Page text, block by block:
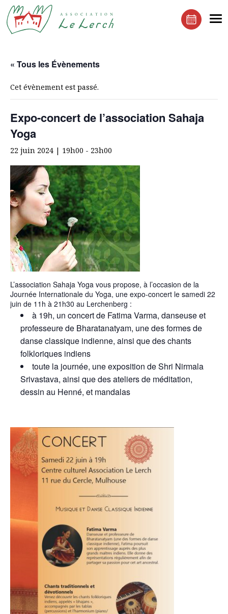
Le Lerchenberg Association à Mulhouse Dornach
Réserver
« Tous les Évènements
Cet évènement est passé.
Expo-concert de l’association Sahaja
Yoga
22 juin 2024 | 19h00 - 23h00
L’association Sahaja Yoga vous propose, à l’occasion de la
Journée Internationale du Yoga, une expo-concert le samedi 22
juin de 11h à 21h30 au Lerchenberg :
à 19h, un concert de Fatima Varma, danseuse et
professeure de Bharatanatyam, une des formes de
danse classique indienne, ainsi que des chants
folkloriques indiens
toute la journée, une exposition de Shri Nirmala
Srivastava, ainsi que des ateliers de méditation,
dessin au Henné, et mandalas